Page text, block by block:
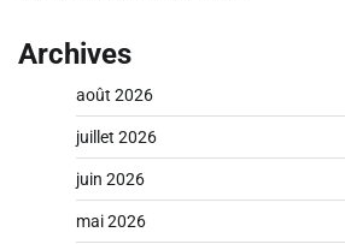
Archives
août 2026
juillet 2026
juin 2026
mai 2026